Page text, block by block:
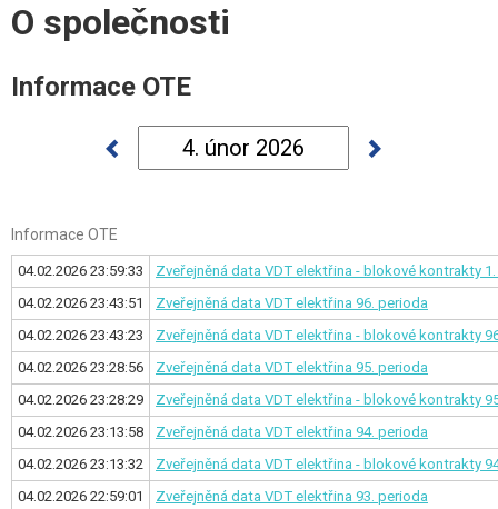
O společnosti
Informace OTE
Informace OTE
04.02.2026 23:59:33 Zveřejněná data VDT elektřina - blokové kontrakty
04.02.2026 23:43:51
Zveřejněná data VDT elektřina 96. perioda
04.02.2026 23:43:23
Zveřejněná data VDT elektřina - blokové kontrakty
04.02.2026 23:28:56
Zveřejněná data VDT elektřina 95. perioda
04.02.2026 23:28:29
Zveřejněná data VDT elektřina - blokové kontrakty
04.02.2026 23:13:58
Zveřejněná data VDT elektřina 94. perioda
04.02.2026 23:13:32
Zveřejněná data VDT elektřina - blokové kontrakty
04.02.2026 22:59:01
Zveřejněná data VDT elektřina 93. perioda